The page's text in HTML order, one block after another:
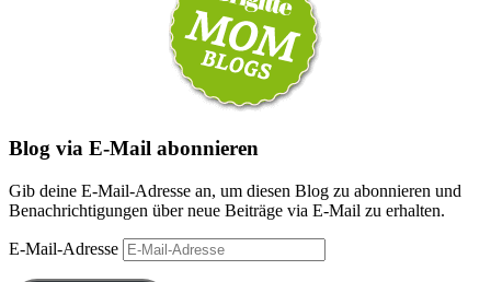
Blog via E-Mail abonnieren
Gib deine E-Mail-Adresse an, um diesen Blog zu abonnieren und
Benachrichtigungen über neue Beiträge via E-Mail zu erhalten.
E-Mail-Adresse